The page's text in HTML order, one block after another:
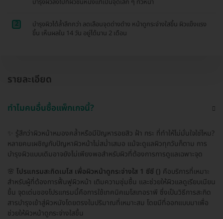
2
บำรุงผิวได้ล้ำลึกกว่า ลดเลือนจุดด่างดำง หน้าดูกระจ่างใสขึ้น ผิวแข็งแรง
ขึ้น เห็นผลใน 14 วัน อยู่ได้นาน 2 เดือน
รายละเอียด
ทำไมคนอื่นซื้อแพ็กเกจนี้?
✨ รู้สึกว่าผิวหน้าหมองคล้ำหรือมีปัญหารอยสิว ฝ้า กระ ที่ทำให้ไม่มั่นใจใช่ไหม?
หลายคนเผชิญกับปัญหาผิวหน้าไม่สม่ำเสมอ แม้จะดูแลผิวทุกวันก็ตาม การ
บำรุงผิวแบบเดิมอาจยังไม่เพียงพอสำหรับผิวที่ต้องการการดูแลเฉพาะจุด
🌸 โปรแกรมสะกิดเมโส เพื่อผิวหน้าดูกระจ่างใส 1 ซีซี () คือบริการที่เหมาะ
สำหรับผู้ที่ต้องการฟื้นฟูผิวหน้า เติมความชุ่มชื้น และช่วยให้ผิวแลดูเรียบเนียน
ขึ้น จุดเด่นของโปรแกรมนี้คือการใช้เทคนิคเมโสเทอราพี ซึ่งเป็นวิธีการสะกิด
สารบำรุงเข้าสู่ผิวหนังโดยตรงในปริมาณที่เหมาะสม โดยมีที่ออกแบบมาเพื่อ
ช่วยให้ผิวหน้าดูกระจ่างใสขึ้น